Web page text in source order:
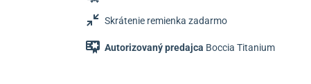
Skrátenie remienka zadarmo
Autorizovaný predajca Boccia Titanium